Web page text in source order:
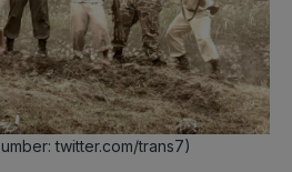
twitter.com/trans7)